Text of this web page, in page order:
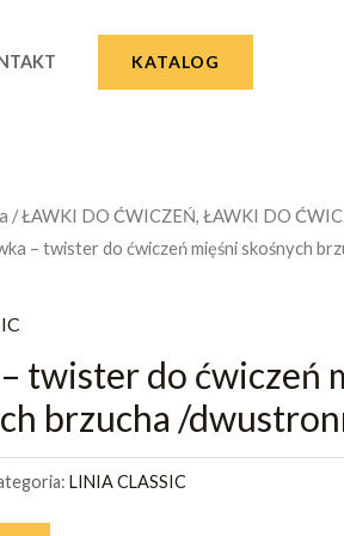
KATALOG
/ŁAWKI DO ĆWICZEŃ, ŁAWKI DO
– twister do ćwiczeń mięśni skośnych
twister do ćwiczeń
brzucha /
LINIA CLASSIC